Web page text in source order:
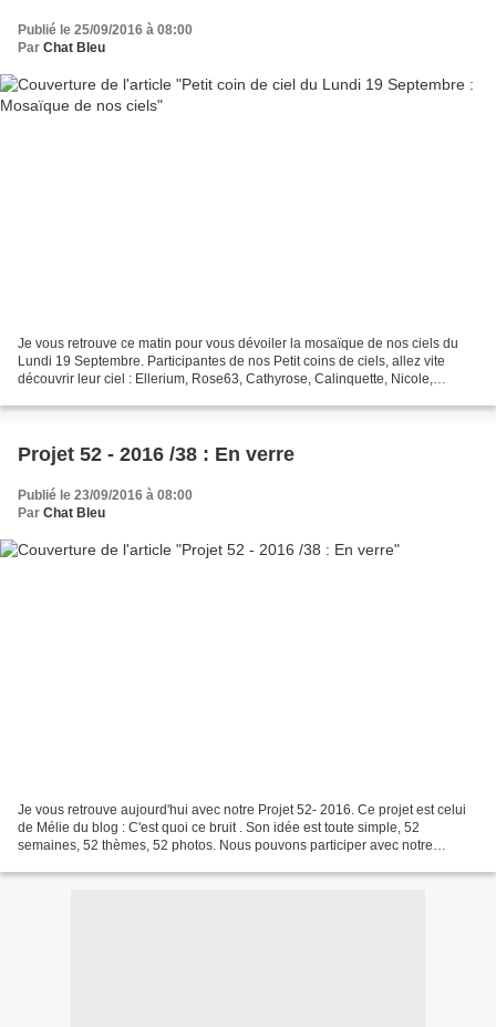
Publié le 25/09/2016 à 08:00
Par Chat Bleu
Je vous retrouve ce matin pour vous dévoiler la mosaïque de nos ciels du
Lundi 19 Septembre. Participantes de nos Petit coins de ciels, allez vite
découvrir leur ciel : Ellerium, Rose63, Cathyrose, Calinquette, Nicole,
Projet 52 - 2016 /38 : En verre
Publié le 23/09/2016 à 08:00
Par Chat Bleu
Je vous retrouve aujourd'hui avec notre Projet 52- 2016. Ce projet est celui
de Mélie du blog : C'est quoi ce bruit . Son idée est toute simple, 52
semaines, 52 thèmes, 52 photos. Nous pouvons participer avec notre